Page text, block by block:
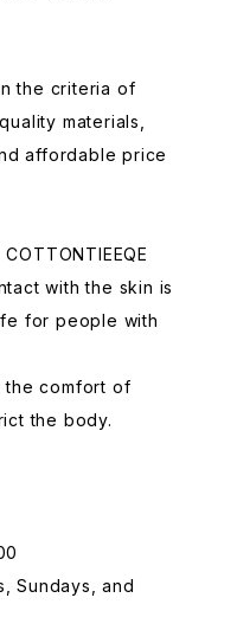
the criteria of
materials,
affordable price
with the skin is
for people with
the comfort of
the body.
Sundays, and